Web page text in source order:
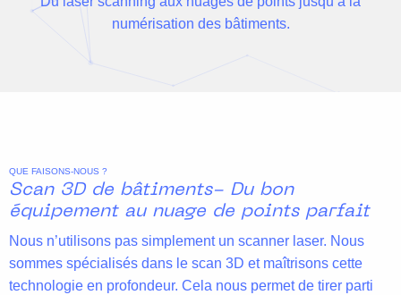
numérisation des bâtiments.
QUE FAISONS-NOUS ?
Scan 3D de bâtiments- Du bon
équipement au nuage de points parfait
Nous n’utilisons pas simplement un scanner laser. Nous
sommes spécialisés dans le scan 3D et maîtrisons cette
technologie en profondeur. Cela nous permet de tirer parti